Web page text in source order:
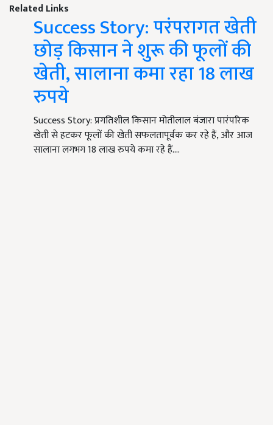
Related Links
Success Story: परंपरागत खेती
छोड़ किसान ने शुरू की फूलों की
खेती, सालाना कमा रहा 18 लाख
रुपये
Success Story: प्रगतिशील किसान मोतीलाल बंजारा पारंपरिक
खेती से हटकर फूलों की खेती सफलतापूर्वक कर रहे हैं, और आज
सालाना लगभग 18 लाख रुपये कमा रहे हैं.…